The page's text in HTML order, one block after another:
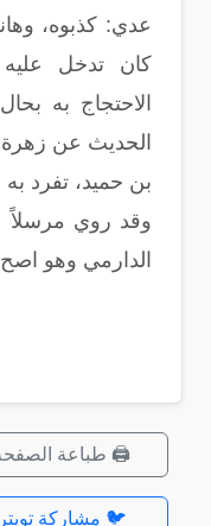
عدي: كذبوه،
كان تدخل عليه
الاحتجاج به
الحديث عن زهرة
بن حميد، تفرد
وقد روي مرسلاً
الدارمي وهو اصح
🖨️ طباعة
🐦 مشاركة تويتر